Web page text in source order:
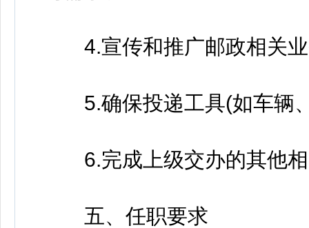
4.宣传和推广邮政相关业
5.确保投递工具(如车辆、
6.完成上级交办的其他相
五、任职要求